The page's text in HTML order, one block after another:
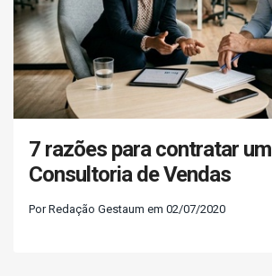
7 razões para contratar
Consultoria de Vendas
Por Redação Gestaum em 02/07/2020